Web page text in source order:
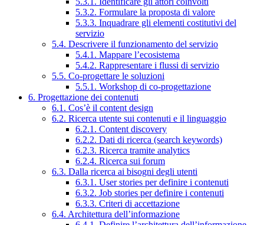
5.3.2. Formulare la proposta di valore
5.3.3. Inquadrare gli elementi costitutivi del
servizio
5.4. Descrivere il funzionamento del servizio
5.4.1. Mappare l’ecosistema
5.4.2. Rappresentare i flussi di servizio
5.5. Co-progettare le soluzioni
5.5.1. Workshop di co-progettazione
6. Progettazione dei contenuti
6.1. Cos’è il content design
6.2. Ricerca utente sui contenuti e il linguaggio
6.2.1. Content discovery
6.2.2. Dati di ricerca (search keywords)
6.2.3. Ricerca tramite analytics
6.2.4. Ricerca sui forum
6.3. Dalla ricerca ai bisogni degli utenti
6.3.1. User stories per definire i contenuti
6.3.2. Job stories per definire i contenuti
6.3.3. Criteri di accettazione
6.4. Architettura dell’informazione